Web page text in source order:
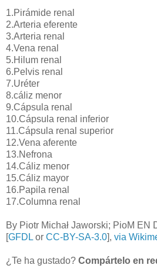
1.Pirámide renal
2.Arteria eferente
3.Arteria renal
4.Vena renal
5.Hilum renal
6.Pelvis renal
7.Uréter
8.cáliz menor
9.Cápsula renal
10.Cápsula renal inferior
11.Cápsula renal superior
12.Vena aferente
13.Nefrona
14.Cáliz menor
15.Cáliz mayor
16.Papila renal
17.Columna renal
By Piotr Michał Jaworski; PioM EN
[GFDL or CC-BY-SA-3.0], via
¿Te ha gustado? Compártelo en